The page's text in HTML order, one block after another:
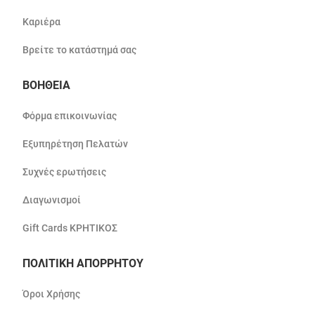
Καριέρα
Βρείτε το κατάστημά σας
ΒΟΗΘΕΙΑ
Φόρμα επικοινωνίας
Εξυπηρέτηση Πελατών
Συχνές ερωτήσεις
Διαγωνισμοί
Gift Cards ΚΡΗΤΙΚΟΣ
ΠΟΛΙΤΙΚΗ ΑΠΟΡΡΗΤΟΥ
Όροι Χρήσης